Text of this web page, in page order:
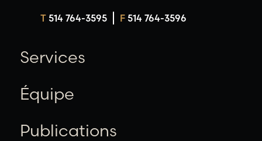
T514 764-3595 F514 764-3596
Services
Équipe
Publications